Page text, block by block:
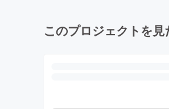
このプロジェクトを